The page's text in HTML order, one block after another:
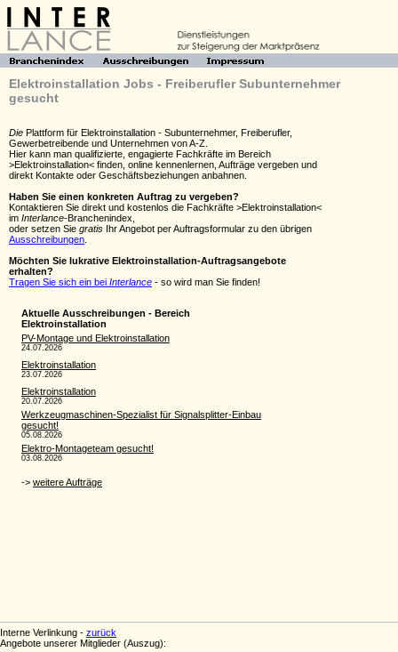
Elektroinstallation Jobs - Freiberufler Subunternehmer
gesucht
Die Plattform für Elektroinstallation - Subunternehmer, Freiberufler,
Gewerbetreibende und Unternehmen von A-Z.
Hier kann man qualifizierte, engagierte Fachkräfte im Bereich
>Elektroinstallation< finden, online kennenlernen, Aufträge vergeben und
direkt Kontakte oder Geschäftsbeziehungen anbahnen.
Haben Sie einen konkreten Auftrag zu vergeben?
Kontaktieren Sie direkt und kostenlos die Fachkräfte >Elektroinstallation<
im Interlance-Branchenindex,
oder setzen Sie gratis Ihr Angebot per Auftragsformular zu den übrigen
Ausschreibungen
Möchten Sie lukrative Elektroinstallation-Auftragsangebote
erhalten?
Tragen Sie sich ein bei Interlance - so wird man Sie finden!
Interne Verlinkung - zurück
Angebote unserer Mitglieder (Auszug):